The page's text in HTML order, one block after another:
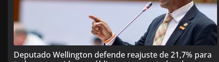
Deputado Wellington defende reajuste de 21,7% para